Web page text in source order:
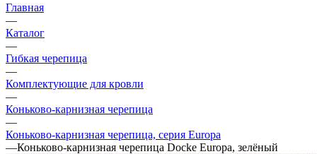
Главная
—
Каталог
—
Гибкая черепица
—
Комплектующие для кровли
—
Коньково-карнизная черепица
—
Коньково-карнизная черепица, серия Europa
—Коньково-карнизная черепица Docke Europa, зелёный